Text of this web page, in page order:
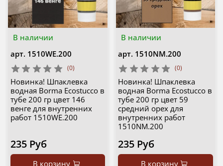
В наличии
арт. 1510WE.200
(0)
Новинка! Шпаклевка
водная Borma Ecostucco в
тубе 200 гр цвет 146
венге для внутренних
работ 1510WE.200
235 Руб
В корзину
В наличии
арт. 1510NM.200
(0)
Новинка! Шпаклевка
водная Borma Ecostucco в
тубе 200 гр цвет 59
средний орех для
внутренних работ
1510NM.200
235 Руб
В корзину